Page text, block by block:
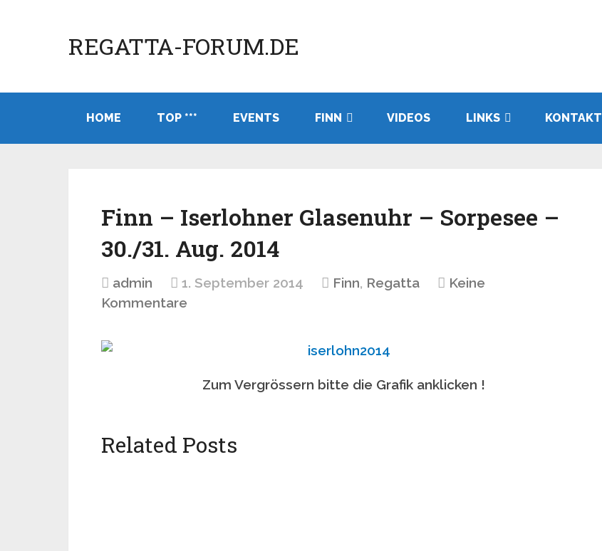
REGATTA-FORUM.DE
HOME TOP *** EVENTS FINN VIDEOS LINKS KONTAKT
Finn – Iserlohner Glasenuhr – Sorpesee –
30./31. Aug. 2014
admin 1. September 2014 Finn, Regatta
Keine
Kommentare
Zum Vergrössern bitte die Grafik anklicken !
Related Posts